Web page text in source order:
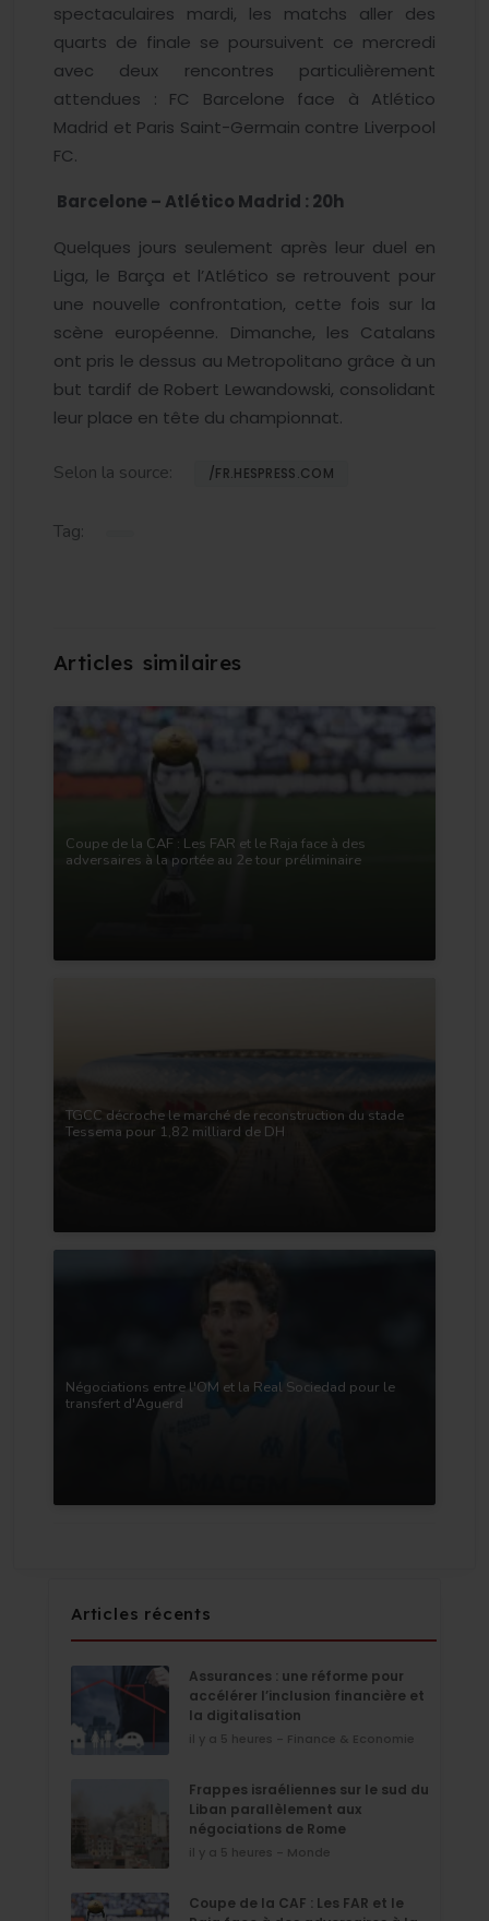
spectaculaires mardi, les matchs aller des
quarts de finale se poursuivent ce mercredi
avec deux rencontres particulièrement
attendues : FC Barcelone face à Atlético
Madrid et Paris Saint-Germain contre Liverpool
FC.
Barcelone – Atlético Madrid : 20h
Quelques jours seulement après leur duel en
Liga, le Barça et l’Atlético se retrouvent pour
une nouvelle confrontation, cette fois sur la
scène européenne. Dimanche, les Catalans
ont pris le dessus au Metropolitano grâce à un
but tardif de Robert Lewandowski, consolidant
leur place en tête du championnat.
Selon la source: /FR.HESPRESS.COM
Tag:
Coupe de la CAF : Les FAR et le Raja face à des
adversaires à la portée au 2e tour préliminaire
TGCC décroche le marché de reconstruction du stade
Tessema pour 1,82 milliard de DH
Négociations entre l'OM et la Real Sociedad pour le
transfert d'Aguerd
Articles récents
Assurances : une réforme pour
accélérer l’inclusion financière et
la digitalisation
il y a 5 heures - Finance & Economie
Frappes israéliennes sur le sud du
Liban parallèlement aux
négociations de Rome
il y a 5 heures - Monde
Coupe de la CAF : Les FAR et le